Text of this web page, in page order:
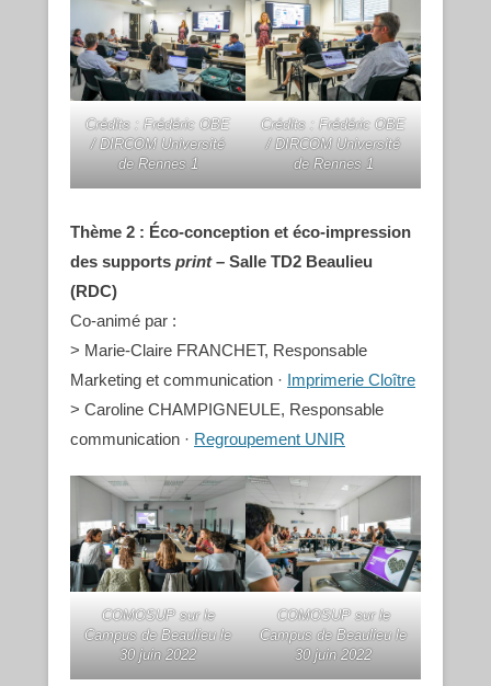
Crédits : Frédéric OBE
/ DIRCOM Université
de Rennes 1
Crédits : Frédéric OBE
/ DIRCOM Université
de Rennes 1
Thème 2 : Éco-conception et éco-impression
des supports print – Salle TD2 Beaulieu
(RDC)
Co-animé par :
> Marie-Claire FRANCHET, Responsable
Marketing et communication · Imprimerie Cloître
> Caroline CHAMPIGNEULE, Responsable
communication · Regroupement UNIR
COMOSUP sur le
Campus de Beaulieu le
30 juin 2022
COMOSUP sur le
Campus de Beaulieu le
30 juin 2022